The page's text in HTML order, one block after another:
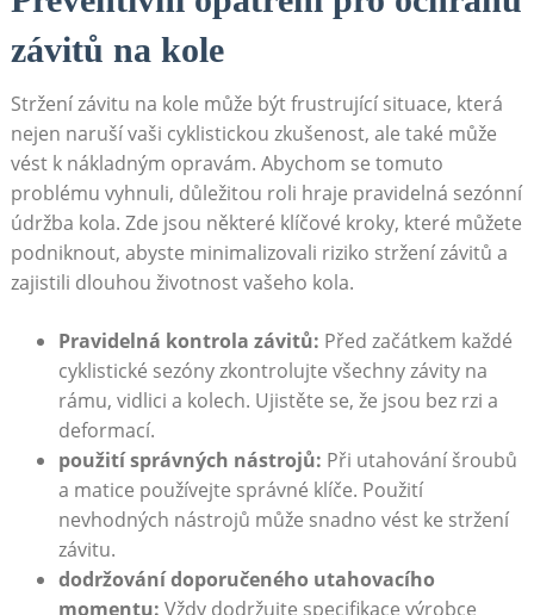
závitů na kole
Stržení závitu na kole může být frustrující situace, která
nejen naruší vaši cyklistickou zkušenost, ale také může
vést k nákladným opravám. Abychom se tomuto
problému vyhnuli, důležitou roli hraje pravidelná sezónní
údržba kola. Zde jsou některé klíčové kroky, které můžete
podniknout, abyste minimalizovali riziko stržení závitů a
zajistili dlouhou životnost vašeho kola.
Pravidelná kontrola závitů: Před začátkem každé
cyklistické sezóny zkontrolujte všechny závity na
rámu, vidlici a kolech. Ujistěte se, že jsou bez rzi a
deformací.
použití správných nástrojů: Při utahování šroubů
a matice používejte správné klíče. Použití
nevhodných nástrojů může snadno vést ke stržení
závitu.
dodržování doporučeného utahovacího
momentu: Vždy dodržujte specifikace výrobce